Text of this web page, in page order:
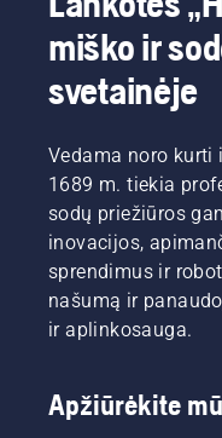
miško ir
svetainėje
Vedama noro kurti
1689 m. tiekia
sodų priežiūros
inovacijos,
sprendimus ir
našumą ir
ir aplinkosauga.
Apžiūrėkite